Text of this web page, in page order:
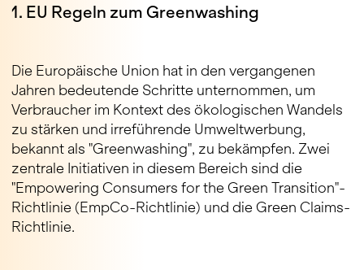
1. EU Regeln zum Greenwashing
Die Europäische Union hat in den vergangenen
Jahren bedeutende Schritte unternommen, um
Verbraucher im Kontext des ökologischen Wandels
zu stärken und irreführende Umweltwerbung,
bekannt als "Greenwashing", zu bekämpfen. Zwei
zentrale Initiativen in diesem Bereich sind die
"Empowering Consumers for the Green Transition"-
Richtlinie (EmpCo-Richtlinie) und die Green Claims-
Richtlinie.